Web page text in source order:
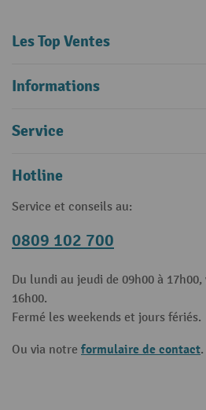
Les Top Ventes
Informations
Service
Hotline
Service et conseils au:
0809 102 700
Du lundi au jeudi de 09h00 à 17h00,
16h00.
Fermé les weekends et jours fériés.
Ou via notre formulaire de contact.